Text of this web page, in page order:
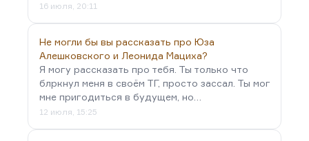
16 июля, 20:11
Не могли бы вы рассказать про Юза
Алешковского и Леонида Мациха?
Я могу рассказать про тебя. Ты только что
блркнул меня в своём ТГ, просто зассал. Ты мог
мне пригодиться в будущем, но…
12 июля, 15:25